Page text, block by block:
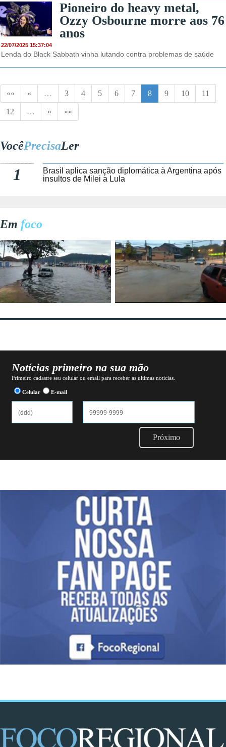
Pioneiro do heavy metal,
Ozzy Osbourne morre aos 76
anos
22/07/2025 15:37:04
Lenda do Black Sabbath vinha lutando contra problemas de saúde
«« « … 3 4 5 6 7 8 9 10 11
12 … » »»
VocêPrecisaLer
1
Brasil aplica sanção diplomática à Argentina após
insultos de Milei a Lula
Em foco
Notícias primeiro na sua mão
Primeiro cadastre seu celular ou email para receber as ultimas notícias.
Celular E-mail
Próximo